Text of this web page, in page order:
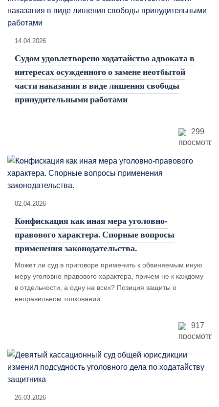
14.04.2026
Судом удовлетворено ходатайство адвоката в
интересах осужденного о замене неотбытой
части наказания в виде лишения свободы
принудительными работами
299
02.04.2026
Конфискация как иная мера уголовно-
правового характера. Спорные вопросы
применения законодательства.
Может ли суд в приговоре применить к обвиняемым иную
меру уголовно-правового характера, причем не к каждому
в отдельности, а одну на всех? Позиция защиты о
неправильном толковании...
917
26.03.2026